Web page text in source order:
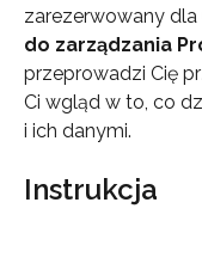
zarezerwowany
do zarządzania
przeprowadzi Cię
Ci wgląd w to, co
i ich danymi.
Instrukcja